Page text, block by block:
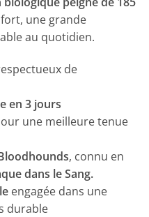
une grande
au quotidien.
de
en 3 jours
une meilleure tenue
, connu en
dans le Sang.
engagée dans une
durable